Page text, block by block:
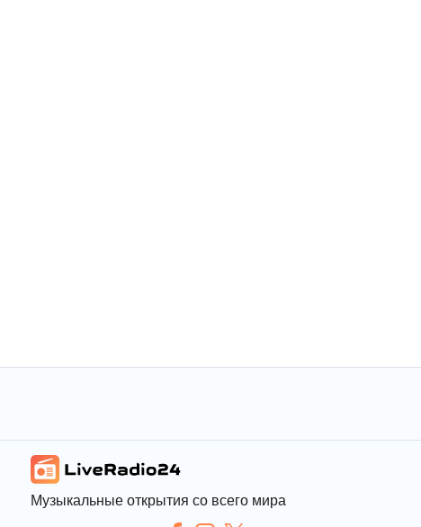
Музыкальные открытия со всего мира